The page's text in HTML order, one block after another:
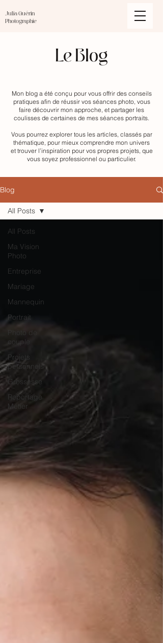
Julia Guérin
Photographie
Le Blog
Mon blog a été conçu pour vous offrir des conseils
pratiques afin de réussir vos séances photo, vous
faire découvrir mon approche, et partager les
coulisses de certaines de mes séances portraits.
Vous pourrez explorer tous les articles, classés par
thématique, pour mieux comprendre mon univers
et trouver l’inspiration pour vos propres projets, que
vous soyez professionnel ou particulier.
Blog
All Posts
Ma Vision
Photo
Entreprise
Mariage
Mannequin
Portrait
Photo de
couple
Projets
personnels
Grossesse
Reportage
Métier
All Posts